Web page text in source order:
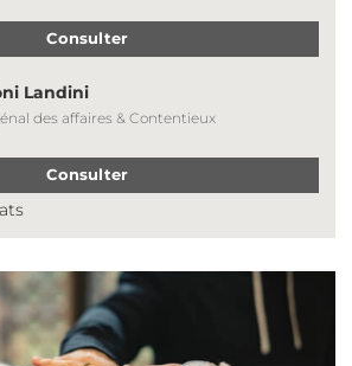
Consulter
Landini
des affaires & Contentieux
Consulter